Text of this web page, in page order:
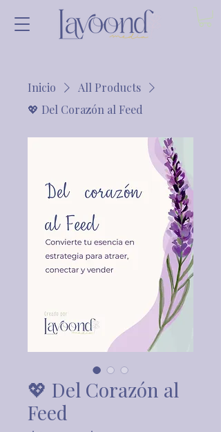
Inicio
All Products
💖 Del Corazón al Feed
💖 Del Corazón al
Feed